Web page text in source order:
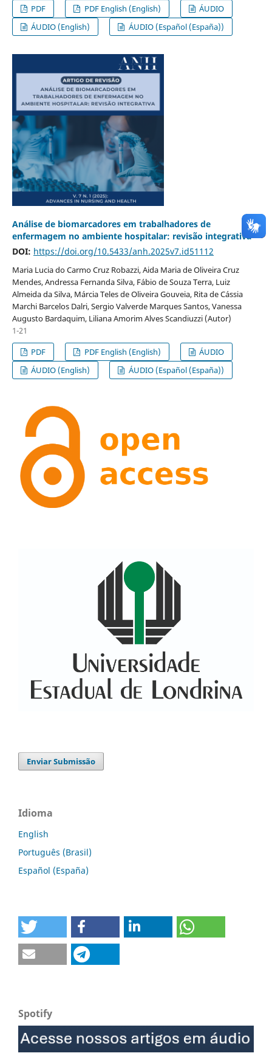
PDF
PDF English (English)
ÁUDIO
ÁUDIO (English)
ÁUDIO (Español (España))
Análise de biomarcadores em trabalhadores de
enfermagem no ambiente hospitalar: revisão integrativa
DOI: https://doi.org/10.5433/anh.2025v7.id51112
Maria Lucia do Carmo Cruz Robazzi, Aida Maria de Oliveira Cruz
Mendes, Andressa Fernanda Silva, Fábio de Souza Terra, Luiz
Almeida da Silva, Márcia Teles de Oliveira Gouveia, Rita de Cássia
Marchi Barcelos Dalri, Sergio Valverde Marques Santos, Vanessa
Augusto Bardaquim, Liliana Amorim Alves Scandiuzzi (Autor)
1-21
PDF
PDF English (English)
ÁUDIO
ÁUDIO (English)
ÁUDIO (Español (España))
Enviar Submissão
Idioma
English
Português (Brasil)
Español (España)
Spotify